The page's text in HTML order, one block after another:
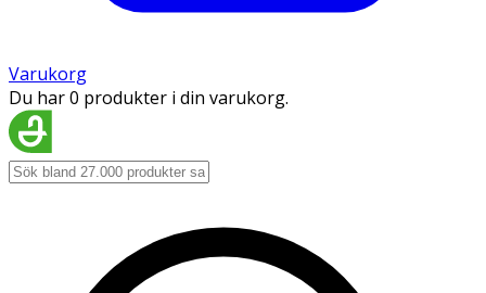
Varukorg
Du har 0 produkter i din varukorg.